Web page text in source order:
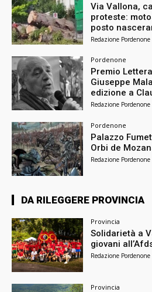
Via Vallona,
proteste:
posto
Redazione Pordenone
Pordenone
Premio
Giuseppe
edizione a
Redazione Pordenone
Pordenone
Palazzo
Orbi de
Redazione Pordenone
DA RILEGGERE PROVINCIA
Provincia
Solidarietà a
giovani
Redazione Pordenone
Provincia